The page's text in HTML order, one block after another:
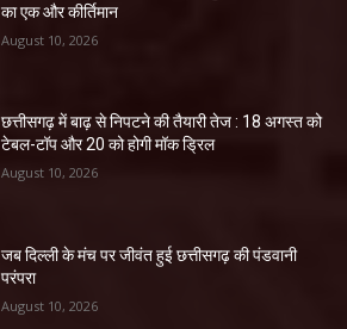
का एक और कीर्तिमान
August 10, 2026
छत्तीसगढ़ में बाढ़ से निपटने की तैयारी तेज : 18 अगस्त को
टेबल-टॉप और 20 को होगी मॉक ड्रिल
August 10, 2026
जब दिल्ली के मंच पर जीवंत हुई छत्तीसगढ़ की पंडवानी
परंपरा
August 10, 2026